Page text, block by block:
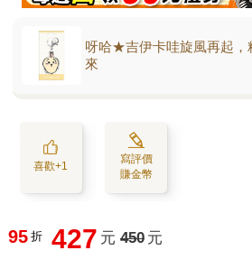
呀哈★吉伊卡哇旋風再起，
來
喜歡+1
寫評價
賺金幣
95 折 427 元 450 元